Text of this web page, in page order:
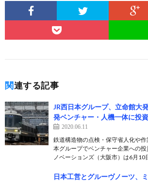
関連する記事
JR西日本グループ、立命館大
発ベンチャー・人機一体に投資
2020.06.11
鉄道構造物の点検・保守省人化や作
本グループでベンチャー企業への投
ノベーションズ（大阪市）は6月10
日本工営とグルーヴノーツ、